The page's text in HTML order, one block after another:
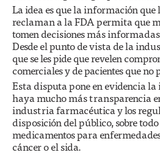
La idea es que la información que
reclaman a la FDA permita que
tomen decisiones más
Desde el punto de vista de la
que se les pide que revelen
comerciales y de pacientes que
Esta disputa pone en evidencia
haya mucho más transparencia
industria farmacéutica y los
disposición del público, sobre
medicamentos para
cáncer o el sida.